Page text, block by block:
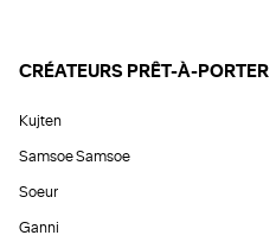
CRÉATEURS PRÊT-À-PORTER
Kujten
Samsoe Samsoe
Soeur
Ganni